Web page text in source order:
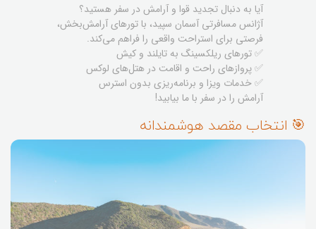
آیا به دنبال تجدید قوا و آرامش در سفر هستید؟
آژانس مسافرتی آسمان سپید، با تورهای آرامش‌بخش،
فرصتی برای استراحت واقعی را فراهم می‌کند.
✅ تورهای ریلکسینگ به تایلند و کیش
✅ پروازهای راحت و اقامت در هتل‌های لوکس
✅ خدمات ویزا و برنامه‌ریزی بدون استرس
آرامش را در سفر با ما بیابید!
🎯 انتخاب مقصد هوشمندانه